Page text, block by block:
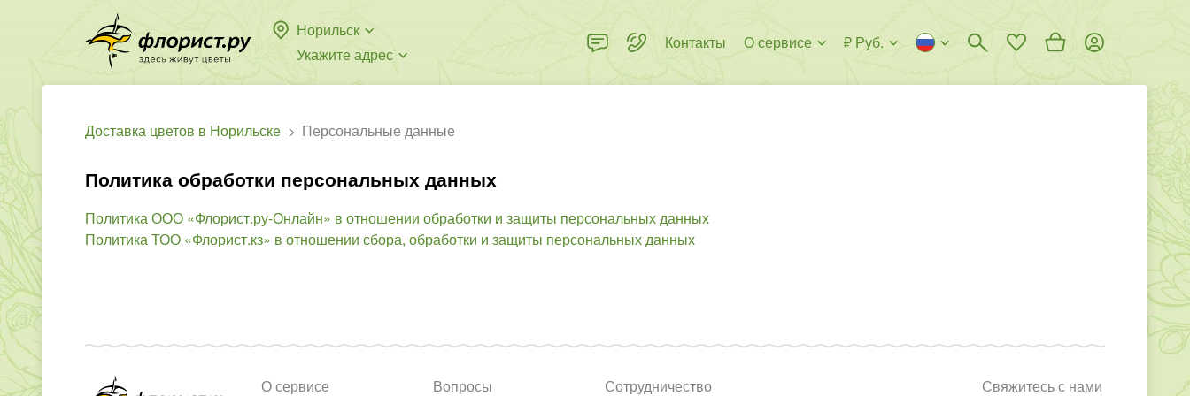
Норильск
Укажите адрес
Контакты О сервисе ₽ Руб.
Доставка цветов в Норильске Персональные данные
Политика обработки персональных данных
Политика ООО «Флорист.ру-Онлайн» в отношении обработки и защиты персональных данных
Политика ТОО «Флорист.кз» в отношении сбора, обработки и защиты персональных данных
О сервисе Вопросы Сотрудничество Свяжитесь с нами